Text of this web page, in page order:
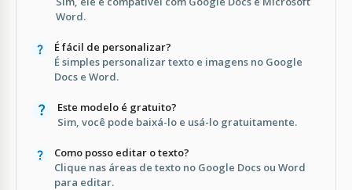
Word.
É fácil de personalizar?
É simples personalizar texto e imagens no Google
Docs e Word.
Este modelo é gratuito?
Sim, você pode baixá-lo e usá-lo gratuitamente.
Como posso editar o texto?
Clique nas áreas de texto no Google Docs ou Word
para editar.